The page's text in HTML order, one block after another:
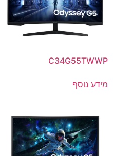
C34G55TWWP
מידע נוסף